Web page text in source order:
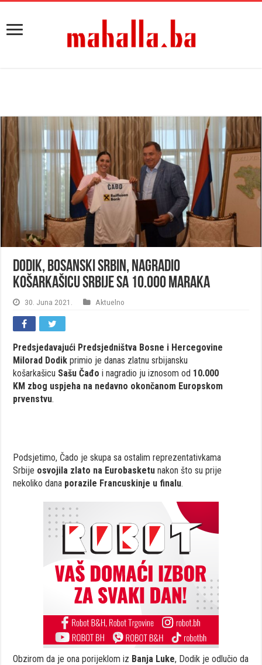
Dodik, bosanski Srbin, nagradio
košarkašicu Srbije sa 10.000 maraka
30. Juna 2021. Aktuelno
Predsjedavajući Predsjedništva Bosne i Hercegovine
Milorad Dodik primio je danas zlatnu srbijansku
košarkašicu Sašu Čađo i nagradio ju iznosom od 10.000
KM zbog uspjeha na nedavno okončanom Europskom
prvenstvu.
Podsjetimo, Čado je skupa sa ostalim reprezentativkama
Srbije osvojila zlato na Eurobasketu nakon što su prije
nekoliko dana porazile Francuskinje u finalu.
Obzirom da je ona porijeklom iz Banja Luke, Dodik je odlučio da